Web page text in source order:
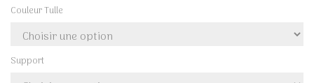
Couleur Tulle
Support